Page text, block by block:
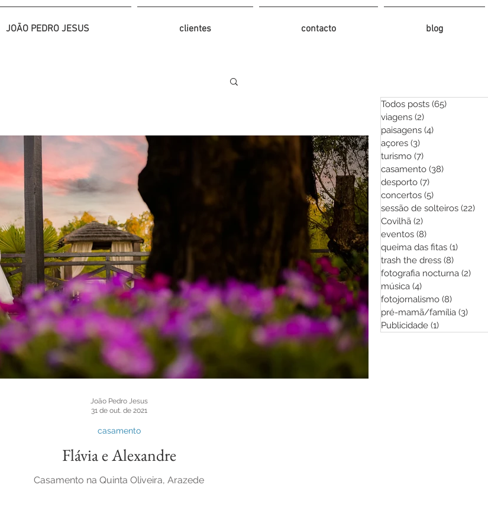
JOÃO PEDRO JESUS clientes contacto blog
Flávia e Alexandre
Casamento na Quinta Oliveira, Arazede
casamento
João Pedro Jesus
31 de out. de 2021
Todos posts (65)
viagens (2)
paisagens (4)
açores (3)
turismo (7)
casamento (38)
desporto (7)
concertos (5)
sessão de solteiros (22)
Covilhã (2)
eventos (8)
queima das fitas (1)
trash the dress (8)
fotografia nocturna (2)
música (4)
fotojornalismo (8)
pré-mamã/família (3)
Publicidade (1)